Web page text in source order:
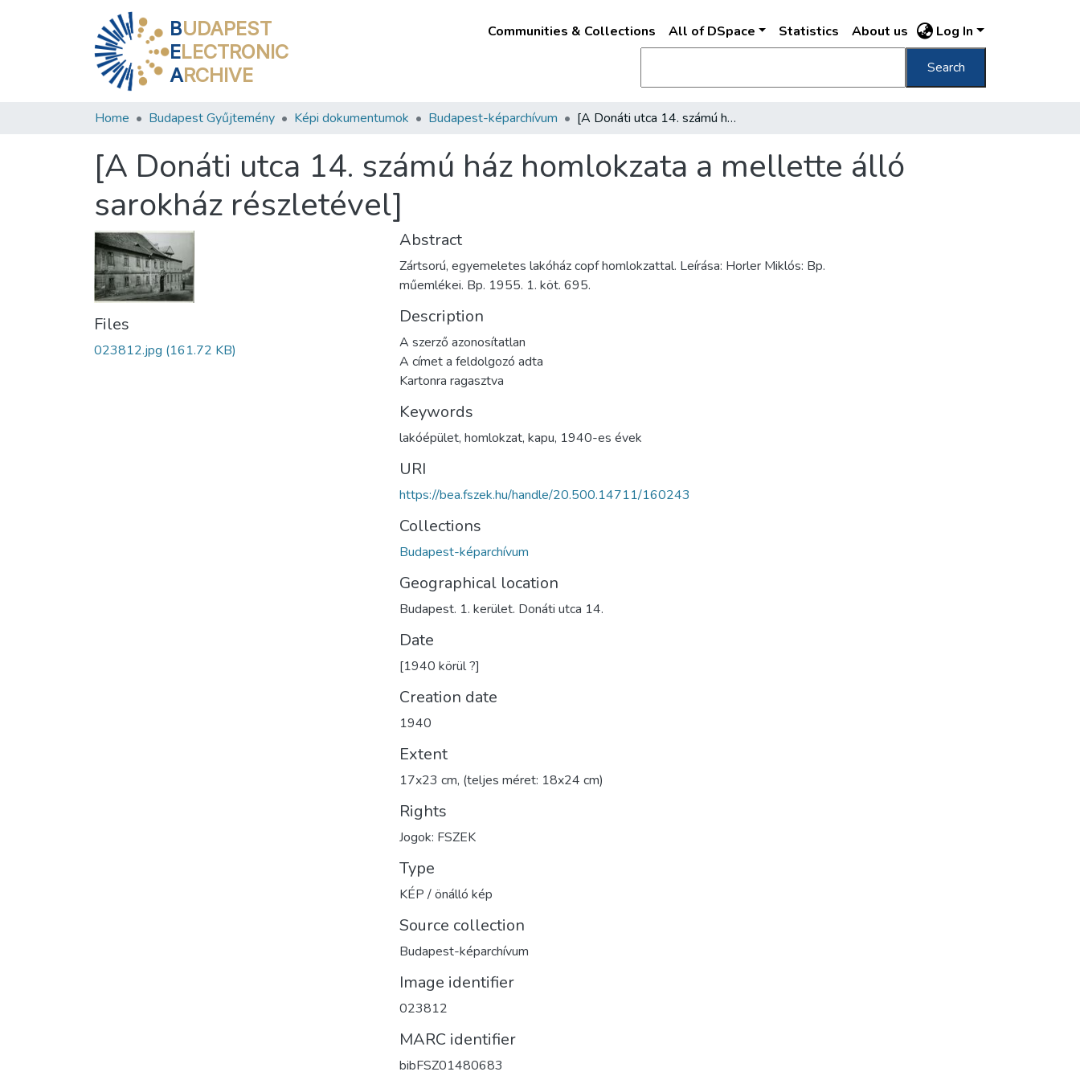
BUDAPEST
ELECTRONIC
ARCHIVE
Communities & Collections All of DSpace Statistics About us Log In
Search
Home Budapest Gyűjtemény Képi dokumentumok Budapest-képarchívum [A Donáti utca 14. számú ház homlokzata a mellette álló sarokház részletével]
[A Donáti utca 14. számú ház homlokzata a mellette álló
sarokház részletével]
Files
023812.jpg (161.72 KB)
Abstract
Zártsorú, egyemeletes lakóház copf homlokzattal. Leírása: Horler Miklós: Bp.
műemlékei. Bp. 1955. 1. köt. 695.
Description
A szerző azonosítatlan
A címet a feldolgozó adta
Kartonra ragasztva
Keywords
lakóépület, homlokzat, kapu, 1940-es évek
URI
https://bea.fszek.hu/handle/20.500.14711/160243
Collections
Budapest-képarchívum
Geographical location
Budapest. 1. kerület. Donáti utca 14.
Date
[1940 körül ?]
Creation date
1940
Extent
17x23 cm, (teljes méret: 18x24 cm)
Rights
Jogok: FSZEK
Type
KÉP / önálló kép
Source collection
Budapest-képarchívum
Image identifier
023812
MARC identifier
bibFSZ01480683